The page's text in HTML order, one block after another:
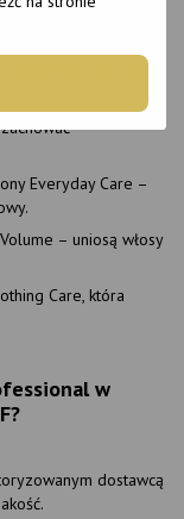
Everyday Care –
– uniosą włosy
Care, która
w
dostawcą